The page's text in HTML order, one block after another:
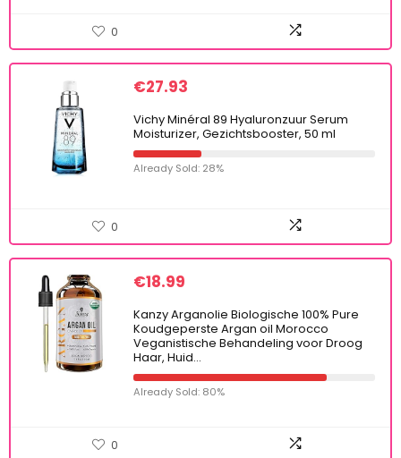
0
€27.93
Vichy Minéral 89 Hyaluronzuur Serum
Moisturizer, Gezichtsbooster, 50 ml
Already Sold: 28%
0
€18.99
Kanzy Arganolie Biologische 100% Pure
Koudgeperste Argan oil Morocco
Veganistische Behandeling voor Droog
Haar, Huid…
Already Sold: 80%
0